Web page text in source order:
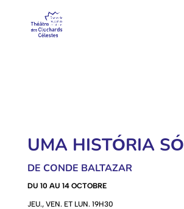
UMA HISTО́RIA SО́
DE CONDE BALTAZAR
DU 10 AU 14 OCTOBRE
JEU., VEN. ET LUN. 19H30